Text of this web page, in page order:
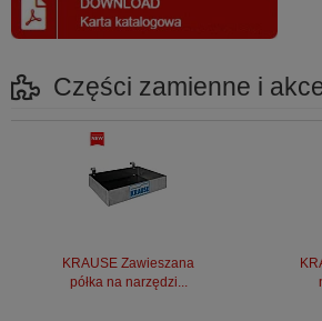
Części zamienne i
KRAUSE Zawieszana
półka na narzędzi...